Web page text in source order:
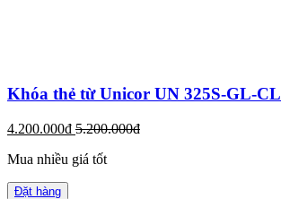
Khóa thẻ từ Unicor UN 325S-GL-CL
4.200.000đ 5.200.000đ
Mua nhiều giá tốt
Đặt hàng